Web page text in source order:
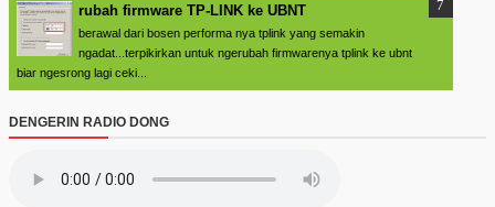
rubah firmware TP-LINK ke UBNT
berawal dari bosen performa nya tplink yang semakin
ngadat...terpikirkan untuk ngerubah firmwarenya tplink ke ubnt
biar ngesrong lagi ceki...
DENGERIN RADIO DONG